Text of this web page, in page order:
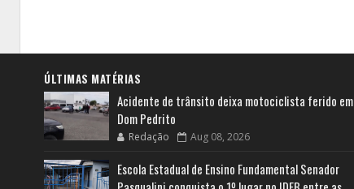
ÚLTIMAS MATÉRIAS
Acidente de trânsito deixa motociclista ferido em
Dom Pedrito
Redação Aug 08, 2026
Escola Estadual de Ensino Fundamental Senador